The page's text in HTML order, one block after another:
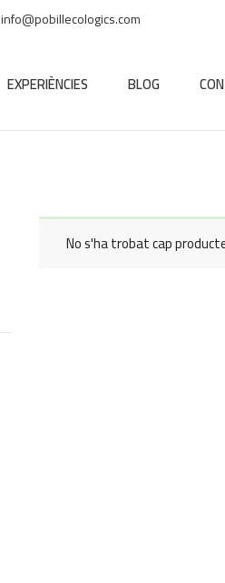
info@pobillecologics.com
EXPERIÈNCIES BLOG
No s'ha trobat cap